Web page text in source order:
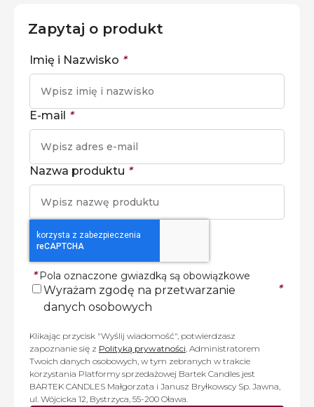
Zapytaj o produkt
Imię i Nazwisko *
E-mail *
Nazwa produktu *
* Pola oznaczone gwiazdką są obowiązkowe
Wyrażam zgodę na przetwarzanie
danych osobowych
*
Klikając przycisk "Wyślij wiadomość", potwierdzasz
zapoznanie się z Polityką prywatności. Administratorem
Twoich danych osobowych, w tym zebranych w trakcie
korzystania Platformy sprzedażowej Bartek Candles jest
BARTEK CANDLES Małgorzata i Janusz Bryłkowscy Sp. Jawna,
ul. Wójcicka 12, Bystrzyca, 55-200 Oława.